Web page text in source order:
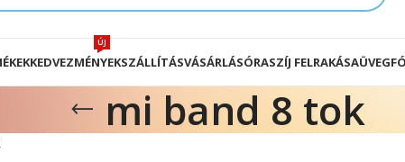
KEDVEZMÉNYEK
ÚJ
SZÁLLÍTÁSVÁSÁRLÁSÓRASZÍJ FELRAKÁSA
mi band 8 tok